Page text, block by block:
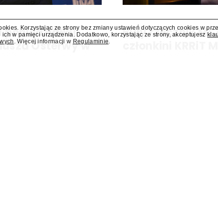
poniedziałku
Osterwy w
Były rzecznik
Korzystając ze strony bez zmiany ustawień dotyczących cookies w
w pamięci urządzenia. Dodatkowo, korzystając ze strony, akceptujesz
. Więcej informacji w Regulaminie.